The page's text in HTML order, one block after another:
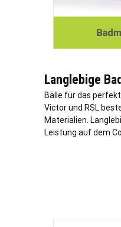
Langlebige
Bälle für das
Victor und RSL
Materialien.
Leistung auf dem